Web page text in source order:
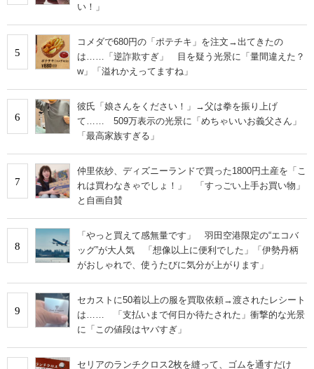
い！」
5
コメダで680円の「ポテチキ」を注文→出てきたの
は……「逆詐欺すぎ」 目を疑う光景に「量間違えた？
w」「溢れかえってますね」
6
彼氏「娘さんをください！」→父は拳を振り上げ
て…… 509万表示の光景に「めちゃいいお義父さん」
「最高家族すぎる」
7
仲里依紗、ディズニーランドで買った1800円土産を「こ
れは買わなきゃでしょ！」 「すっごい上手お買い物」
と自画自賛
8
「やっと買えて感無量です」 羽田空港限定の“エコバ
ッグ”が大人気 「想像以上に便利でした」「伊勢丹柄
がおしゃれで、使うたびに気分が上がります」
9
セカストに50着以上の服を買取依頼→渡されたレシート
は…… 「支払いまで何日か待たされた」衝撃的な光景
に「この値段はヤバすぎ」
セリアのランチクロス2枚を縫って、ゴムを通すだけ